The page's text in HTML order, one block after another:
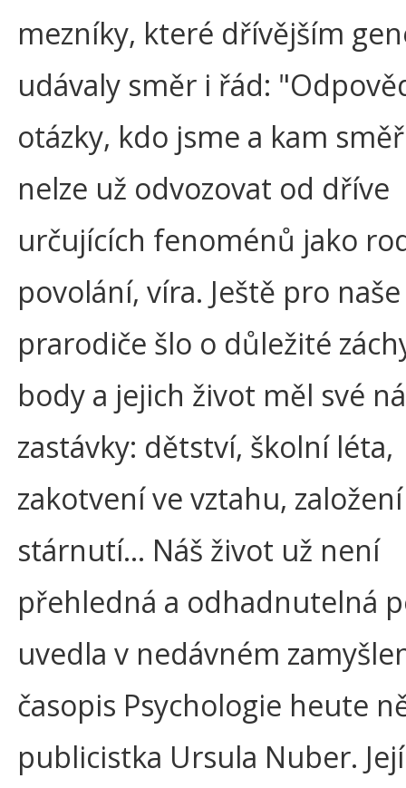
mezníky, které dřívějším
udávaly směr i řád:
otázky, kdo jsme a kam
nelze už odvozovat od dříve
určujících fenoménů jako
povolání, víra. Ještě pro naše
prarodiče šlo o důležité
body a jejich život měl své
zastávky: dětství, školní léta,
zakotvení ve vztahu,
stárnutí… Náš život už není
přehledná a odhadnutelná
uvedla v nedávném
časopis Psychologie heute
publicistka Ursula Nuber.